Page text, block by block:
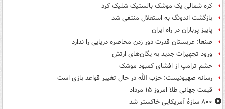
کره شمالی یک موشک بالستیک شلیک کرد
بازگشت اندونگ به استقلال منتفی شد
پاییز پرباران در راه ایران
صنعا: عربستان قدرت دور زدن محاصره دریایی را ندارد
ورود تجهیزات جدید به یگان‌های ارتش
خشم ترامپ از افشای کمبود موشک
رسانه صهیونیست: حزب الله در حال تغییر قواعد بازی است
قیمت جهانی طلا امروز ۱۵ مرداد
۸۰۰ سازۀ آمریکایی خاکستر شد